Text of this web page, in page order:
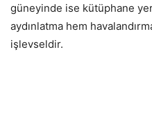
güneyinde ise kütüphane
aydınlatma hem
işlevseldir.